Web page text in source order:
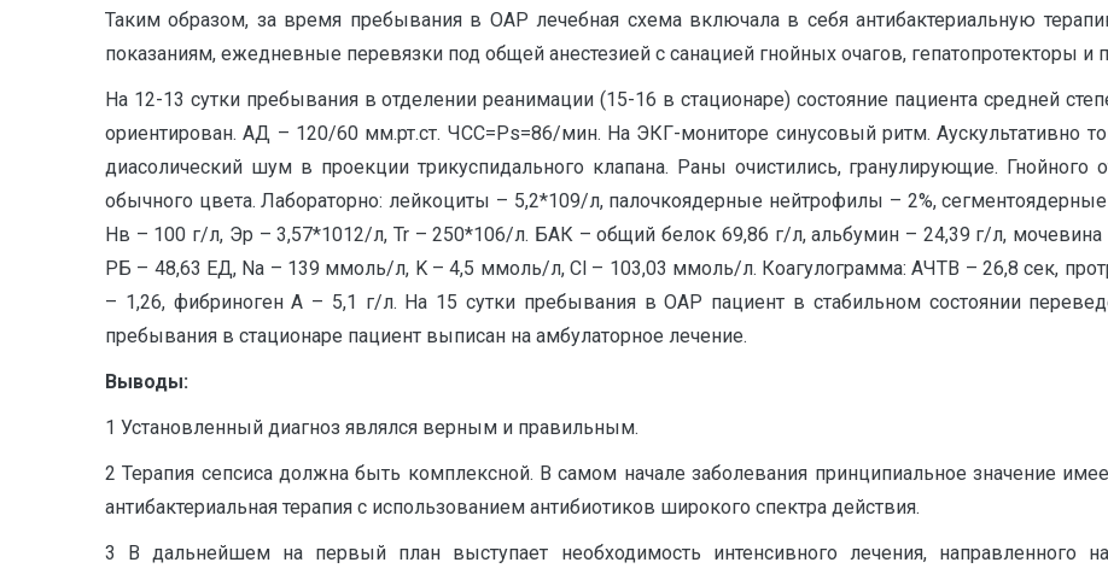
Таким образом, за время пребывания в ОАР лечебная схема включала в себя антибактериальную
показаниям, ежедневные перевязки под общей анестезией с санацией гнойных очагов, гепатопротекторы и
На 12-13 сутки пребывания в отделении реанимации (15-16 в стационаре) состояние пациента средней
ориентирован. АД – 120/60 мм.рт.ст. ЧСС=Ps=86/мин. На ЭКГ-мониторе синусовый ритм. Аускультативно
диасолический шум в проекции трикуспидального клапана. Раны очистились, гранулирующие. Гнойного
обычного цвета. Лабораторно: лейкоциты – 5,2*109/л, палочкоядерные нейтрофилы – 2%,
Нв – 100 г/л, Эр – 3,57*1012/л, Tr – 250*106/л. БАК – общий белок 69,86 г/л, альбумин – 24,39 г/л,
РБ – 48,63 ЕД, Na – 139 ммоль/л, K – 4,5 ммоль/л, Cl – 103,03 ммоль/л. Коагулограмма: АЧТВ – 26,8 сек,
– 1,26, фибриноген А – 5,1 г/л. На 15 сутки пребывания в ОАР пациент в стабильном состоянии
пребывания в стационаре пациент выписан на амбулаторное лечение.
Выводы:
1 Установленный диагноз являлся верным и правильным.
2 Терапия сепсиса должна быть комплексной. В самом начале заболевания принципиальное значение
антибактериальная терапия с использованием антибиотиков широкого спектра действия.
3 В дальнейшем на первый план выступает необходимость интенсивного лечения, направленного